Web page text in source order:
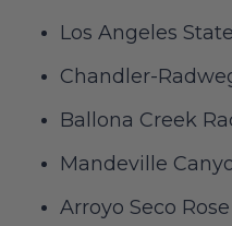
Los Angeles
Chandler-
Ballona Creek
Mandeville
Arroyo Seco